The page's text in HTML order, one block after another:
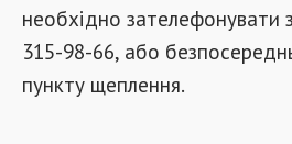
необхідно зателефонувати
315-98-66, або
пункту щеплення.